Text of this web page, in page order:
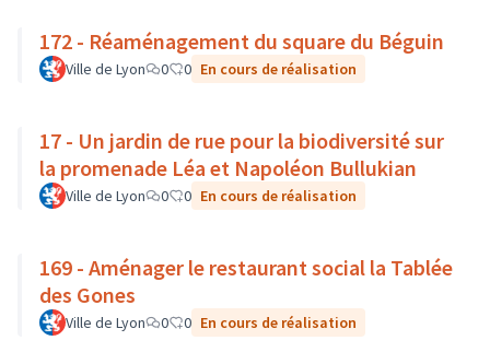
172 - Réaménagement du square du Béguin
Ville de Lyon 0 0 En cours de réalisation
17 - Un jardin de rue pour la biodiversité sur
la promenade Léa et Napoléon Bullukian
Ville de Lyon 0 0 En cours de réalisation
169 - Aménager le restaurant social la Tablée
des Gones
Ville de Lyon 0 0 En cours de réalisation